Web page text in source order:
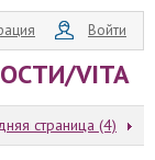
Войти
VITA
страница (4)